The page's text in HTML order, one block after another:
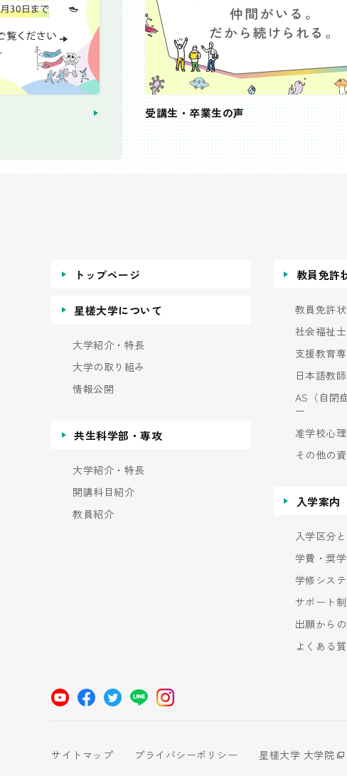
受講生・卒業生の声
トップページ
星槎大学について
大学紹介・特長
大学の取り組み
情報公開
共生科学部・専攻
大学紹介・特長
開講科目紹介
教員紹介
教員免許
教員免許状
社会福祉
支援教育
日本語教師
AS（自閉
ー
准学校心
その他の
入学案内
入学区分
学費・奨
学修シス
サポート
出願から
よくある
サイトマップ プライバシーポリシー 星槎大学 大学院